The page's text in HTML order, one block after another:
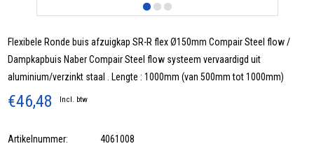
Flexibele Ronde buis afzuigkap SR-R flex Ø150mm Compair Steel flow /
Dampkapbuis Naber Compair Steel flow systeem vervaardigd uit
aluminium/verzinkt staal . Lengte : 1000mm (van 500mm tot 1000mm)
€46,48 Incl. btw
Artikelnummer:
4061008